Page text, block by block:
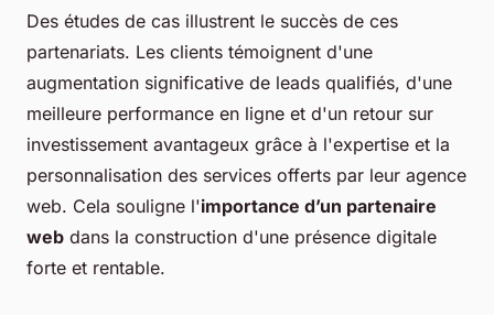
Des études de cas illustrent le succès de ces
partenariats. Les clients témoignent d'une
augmentation significative de leads qualifiés, d'une
meilleure performance en ligne et d'un retour sur
investissement avantageux grâce à l'expertise et la
personnalisation des services offerts par leur agence
web. Cela souligne l'importance d’un partenaire
web dans la construction d'une présence digitale
forte et rentable.